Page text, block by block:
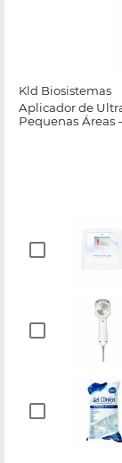
Kld Biosistemas
Aplicador de
Pequenas Áreas